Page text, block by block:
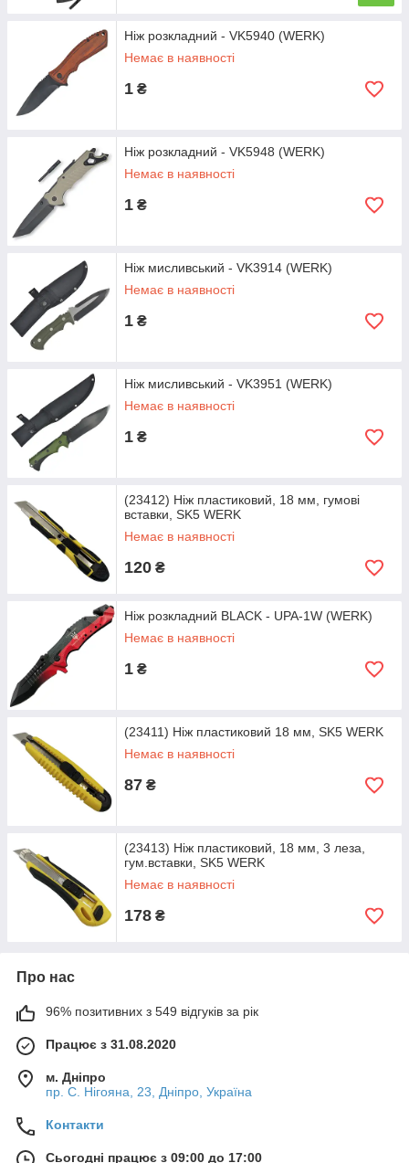
Ніж розкладний - VK5940 (WERK)
Немає в наявності
1 ₴
Ніж розкладний - VK5948 (WERK)
Немає в наявності
1 ₴
Ніж мисливський - VK3914 (WERK)
Немає в наявності
1 ₴
Ніж мисливський - VK3951 (WERK)
Немає в наявності
1 ₴
(23412) Ніж пластиковий, 18 мм, гумові
вставки, SK5 WERK
Немає в наявності
120 ₴
Ніж розкладний BLACK - UPA-1W (WERK)
Немає в наявності
1 ₴
(23411) Ніж пластиковий 18 мм, SK5 WERK
Немає в наявності
87 ₴
(23413) Ніж пластиковий, 18 мм, 3 леза,
гум.вставки, SK5 WERK
Немає в наявності
178 ₴
Про нас
96% позитивних з 549 відгуків за рік
Працює з 31.08.2020
м. Дніпро
пр. С. Нігояна, 23, Дніпро, Україна
Контакти
Сьогодні працює з 09:00 до 17:00